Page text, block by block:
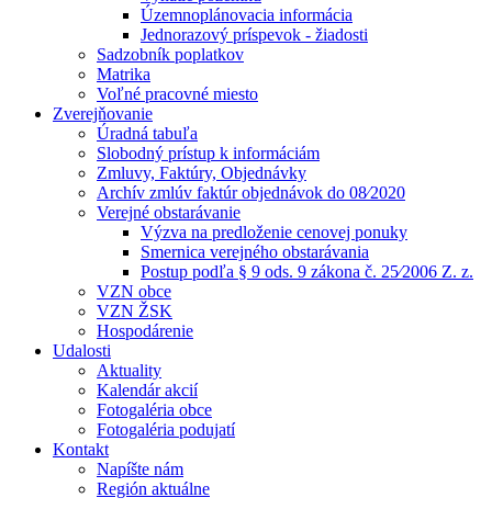
Územnoplánovacia informácia
Jednorazový príspevok - žiadosti
Sadzobník poplatkov
Matrika
Voľné pracovné miesto
Zverejňovanie
Úradná tabuľa
Slobodný prístup k informáciám
Zmluvy, Faktúry, Objednávky
Archív zmlúv faktúr objednávok do 08⁄2020
Verejné obstarávanie
Výzva na predloženie cenovej ponuky
Smernica verejného obstarávania
Postup podľa § 9 ods. 9 zákona č. 25⁄2006 Z. z.
VZN obce
VZN ŽSK
Hospodárenie
Udalosti
Aktuality
Kalendár akcií
Fotogaléria obce
Fotogaléria podujatí
Kontakt
Napíšte nám
Región aktuálne